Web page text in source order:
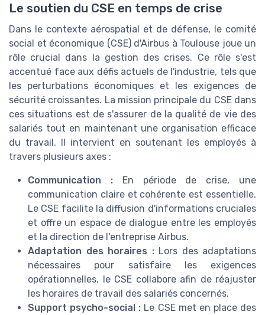
Le soutien du CSE en temps de crise
Dans le contexte aérospatial et de défense, le comité
social et économique (CSE) d'Airbus à Toulouse joue un
rôle crucial dans la gestion des crises. Ce rôle s'est
accentué face aux défis actuels de l'industrie, tels que
les perturbations économiques et les exigences de
sécurité croissantes. La mission principale du CSE dans
ces situations est de s'assurer de la qualité de vie des
salariés tout en maintenant une organisation efficace
du travail. Il intervient en soutenant les employés à
travers plusieurs axes :
Communication :En période de crise, une
communication claire et cohérente est essentielle.
Le CSE facilite la diffusion d'informations cruciales
et offre un espace de dialogue entre les employés
et la direction de l'entreprise Airbus.
Adaptation des horaires :Lors des adaptations
nécessaires pour satisfaire les exigences
opérationnelles, le CSE collabore afin de réajuster
les horaires de travail des salariés concernés.
Support psycho-social : Le CSE met en place des